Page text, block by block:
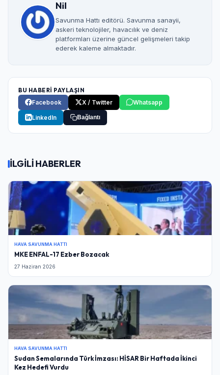
Nil
Savunma Hattı editörü. Savunma sanayii,
askeri teknolojiler, havacılık ve deniz
platformları üzerine güncel gelişmeleri takip
ederek kaleme almaktadır.
BU HABERİ PAYLAŞIN
Facebook
X / Twitter Whatsapp
LinkedIn Bağlantı
İLGİLİ HABERLER
HAVA SAVUNMA HATTI
MKE ENFAL-17 Ezber Bozacak
27 Haziran 2026
HAVA SAVUNMA HATTI
Sudan Semalarında Türk İmzası: HİSAR Bir Haftada İkinci
Kez Hedefi Vurdu